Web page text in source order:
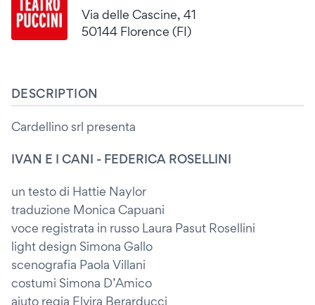
Via delle Cascine, 41
50144 Florence (FI)
DESCRIPTION
Cardellino srl presenta
IVAN E I CANI - FEDERICA ROSELLINI
un testo di Hattie Naylor
traduzione Monica Capuani
voce registrata in russo Laura Pasut Rosellini
light design Simona Gallo
scenografia Paola Villani
costumi Simona D’Amico
aiuto regia Elvira Berarducci